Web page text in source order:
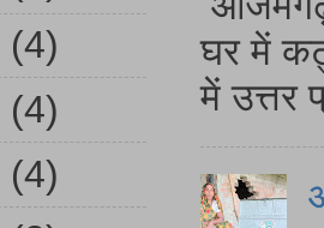
घर में
में
(4)
(4)
(4)